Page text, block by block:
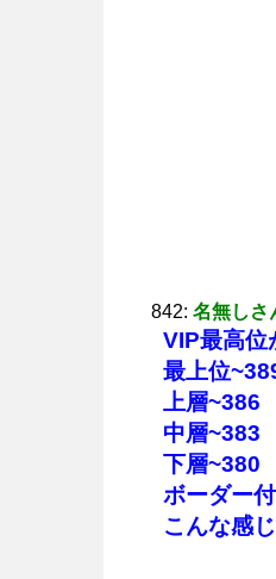
842: 名無しさ
VIP最高位
最上位
上層~386
中層~383
下層~380
ボーダー
こんな感